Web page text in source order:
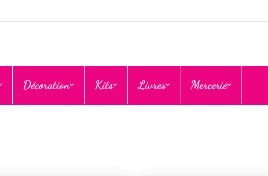
Décoration Kits Livres Mercerie